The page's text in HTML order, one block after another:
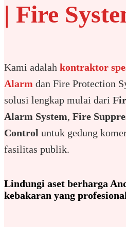
| Fire
Kami adalah kontraktor
Alarm dan Fire Protection
solusi lengkap mulai dari
Alarm System, Fire
Control untuk gedung
fasilitas publik.
Lindungi aset berharga
kebakaran yang